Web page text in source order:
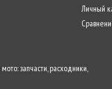
Личный
запчасти, расходники,